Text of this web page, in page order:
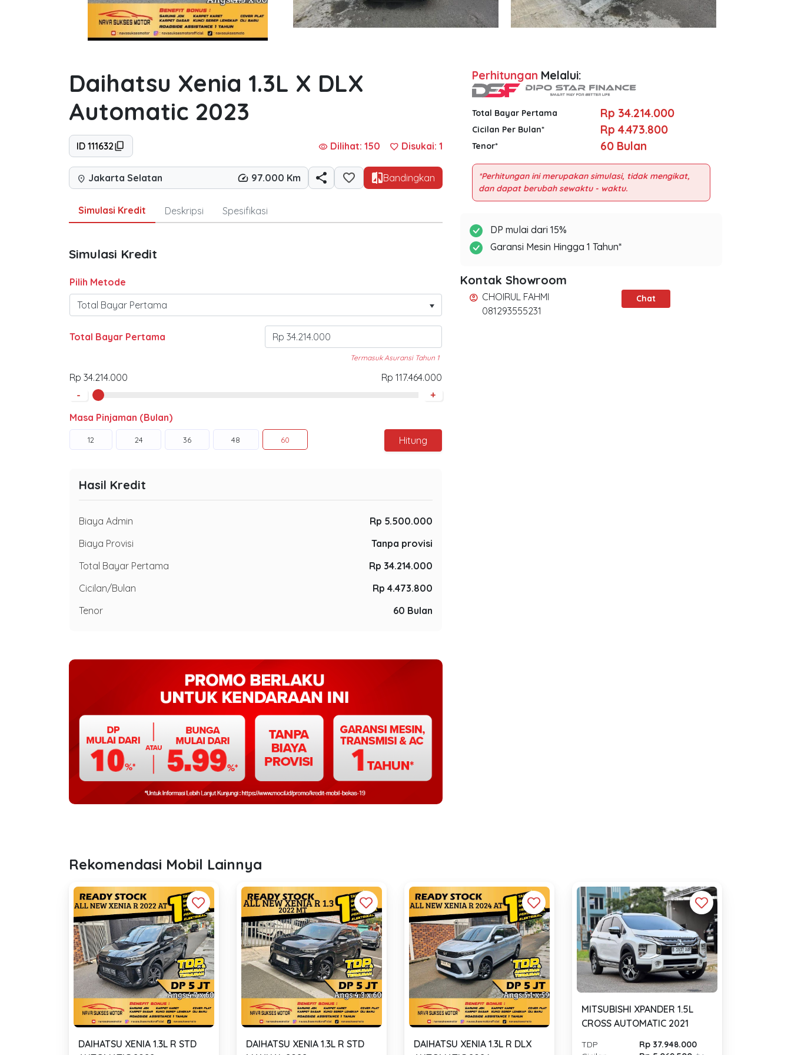
Daihatsu Xenia 1.3L X DLX
Automatic 2023
ID 111632 visibility Dilihat: 150 favorite Disukai: 1
location_on Jakarta Selatan 97.000 Km Bandingkan
Simulasi Kredit Deskripsi Spesifikasi
Simulasi Kredit
Pilih Metode
Total Bayar Pertama
Termasuk Asuransi Tahun 1
Rp 34.214.000
Rp 117.464.000
-
+
Masa Pinjaman (Bulan)
12 24 36 48 60 Hitung
Hasil Kredit
Biaya Admin
Rp 5.500.000
Biaya Provisi
Tanpa provisi
Total Bayar Pertama
Rp 34.214.000
Cicilan/Bulan
Rp 4.473.800
Tenor
60 Bulan
Perhitungan Melalui:
Total Bayar Pertama Rp 34.214.000
Cicilan Per Bulan* Rp 4.473.800
Tenor* 60Bulan
*Perhitungan ini merupakan simulasi, tidak mengikat,
DP mulai dari 15%
Garansi Mesin Hingga 1 Tahun*
Kontak Showroom
account_circle CHOIRUL FAHMI
081293555231
Chat
Rekomendasi Mobil Lainnya
DAIHATSU XENIA 1.3L R STD
DAIHATSU XENIA 1.3L R STD
DAIHATSU XENIA 1.3L R DLX
MITSUBISHI XPANDER 1.5L
CROSS AUTOMATIC 2021
TDP
Rp 37.948.000